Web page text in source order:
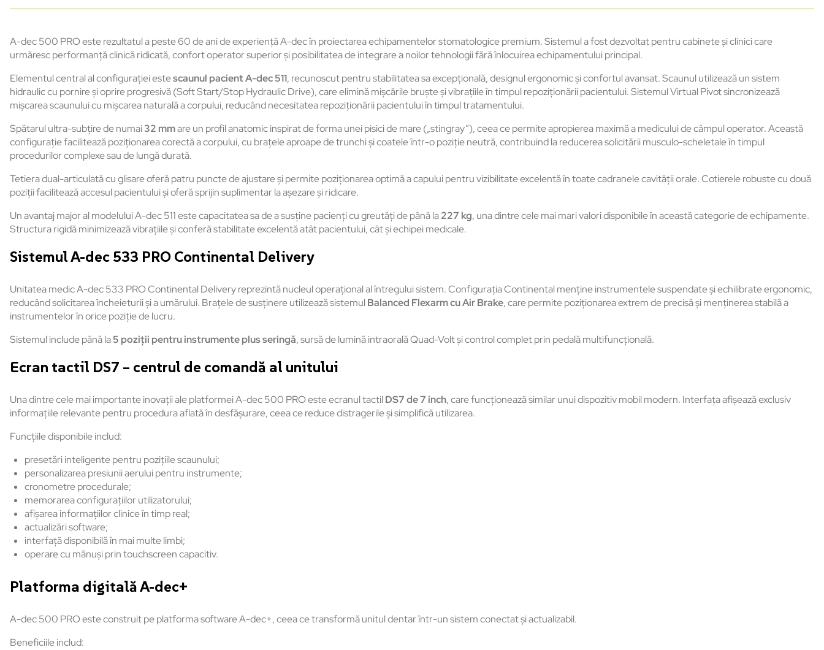
A-dec 500 PRO este rezultatul a peste 60 de ani de experiență A-dec în proiectarea echipamentelor stomatologice premium. Sistemul a fost dezvoltat pentru cabinete și clinici care
urmăresc performanță clinică ridicată, confort operator superior și posibilitatea de integrare a noilor tehnologii fără înlocuirea echipamentului principal.
Elementul central al configurației estescaunul pacient A-dec 511, recunoscut pentru stabilitatea sa excepțională, designul ergonomic și confortul avansat. Scaunul utilizează un sistem
hidraulic cu pornire și oprire progresivă (Soft Start/Stop Hydraulic Drive), care elimină mișcările bruște și vibrațiile în timpul repoziționării pacientului. Sistemul Virtual Pivot sincronizează
mișcarea scaunului cu mișcarea naturală a corpului, reducând necesitatea repoziționării pacientului în timpul tratamentului.
Spătarul ultra-subțire de numai32 mmare un profil anatomic inspirat de forma unei pisici de mare („stingray”), ceea ce permite apropierea maximă a medicului de câmpul operator. Această
configurație facilitează poziționarea corectă a corpului, cu brațele aproape de trunchi și coatele într-o poziție neutră, contribuind la reducerea solicitării musculo-scheletale în timpul
procedurilor complexe sau de lungă durată.
Tetiera dual-articulată cu glisare oferă patru puncte de ajustare și permite poziționarea optimă a capului pentru vizibilitate excelentă în toate cadranele cavității orale. Cotierele robuste cu două
poziții facilitează accesul pacientului și oferă sprijin suplimentar la așezare și ridicare.
Un avantaj major al modelului A-dec 511 este capacitatea sa de a susține pacienți cu greutăți de până la227 kg, una dintre cele mai mari valori disponibile în această categorie de echipamente.
Structura rigidă minimizează vibrațiile și conferă stabilitate excelentă atât pacientului, cât și echipei medicale.
Sistemul A-dec 533 PRO Continental Delivery
Unitatea medic A-dec 533 PRO Continental Delivery reprezintă nucleul operațional al întregului sistem. Configurația Continental menține instrumentele suspendate și echilibrate ergonomic,
reducând solicitarea încheieturii și a umărului. Brațele de susținere utilizează sistemulBalanced Flexarm cu Air Brake, care permite poziționarea extrem de precisă și menținerea stabilă a
instrumentelor în orice poziție de lucru.
Sistemul include până la5 poziții pentru instrumente plus seringă, sursă de lumină intraorală Quad-Volt și control complet prin pedală multifuncțională.
Ecran tactil DS7 – centrul de comandă al unitului
Una dintre cele mai importante inovații ale platformei A-dec 500 PRO este ecranul tactilDS7 de 7 inch, care funcționează similar unui dispozitiv mobil modern. Interfața afișează exclusiv
informațiile relevante pentru procedura aflată în desfășurare, ceea ce reduce distragerile și simplifică utilizarea.
Funcțiile disponibile includ:
presetări inteligente pentru pozițiile scaunului;
personalizarea presiunii aerului pentru instrumente;
cronometre procedurale;
memorarea configurațiilor utilizatorului;
afișarea informațiilor clinice în timp real;
actualizări software;
interfață disponibilă în mai multe limbi;
operare cu mănuși prin touchscreen capacitiv.
Platforma digitală A-dec+
A-dec 500 PRO este construit pe platforma software A-dec+, ceea ce transformă unitul dentar într-un sistem conectat și actualizabil.
Beneficiile includ: